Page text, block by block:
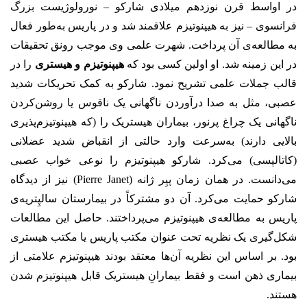
در اواسط قرن نوزدهم میلادی شارکو – نورولوژیست بزرگ
فرانسوی – نیز به هیپنوتیزم علاقمند شد و در پاریس به‌طور فعال
به مطالعه‌ی آن پرداخت. شهرت علمی وی موجب رونق تحقیقات
در این زمینه شد. او اولین کسی بود کههیپنوتیزم و هیستری را در
قالب جملات علمی تشریح نمود. شارکو به کمک تحریکات شدید
عصبی، مثل به صدا درآوردن ناگهانی یک ناقوس یا روشن‌کردن
ناگهانی یک چراغ پرنور، بیماران هیستریک را (که هیپنوتیزم‌پذیری
بالایی دارند) به‌سرعت وارد حالتی از انقباض شدید عضلانی
(کاتالپسی) می‌کرد. شارکو هیپنوتیزم را نوعی خواب عصبی
می‌دانست. در همان زمان پیِر ژانه (Pierre Janet) نیز از دیدگاه
شارکو حمایت می‌کرد. آن دو مشترکاً در بیمارستان سالپِتریه‌ی
پاریس به مطالعه‌ی هیپنوتیزم می‌پرداختند. حاصل این مطالعات
شکل‌گیری یک نظریه تحت عنوان مکتب پاریس یا مکتب هیستری
بود. بر اساس این نظریه آن‌ها معتقد بودند هیپنوتیزم علامتی از
بیماری ذهن است و فقط بیمارانِ هیستریک قابل هیپنوتیزم شدن
هستند.